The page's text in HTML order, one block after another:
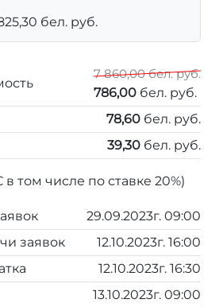
бел. руб.
7 860,00 бел. руб.
786,00 бел. руб.
78,60 бел. руб.
39,30 бел. руб.
том числе по ставке 20%)
29.09.2023г. 09:00
заявок
12.10.2023г. 16:00
12.10.2023г. 16:30
13.10.2023г. 09:00